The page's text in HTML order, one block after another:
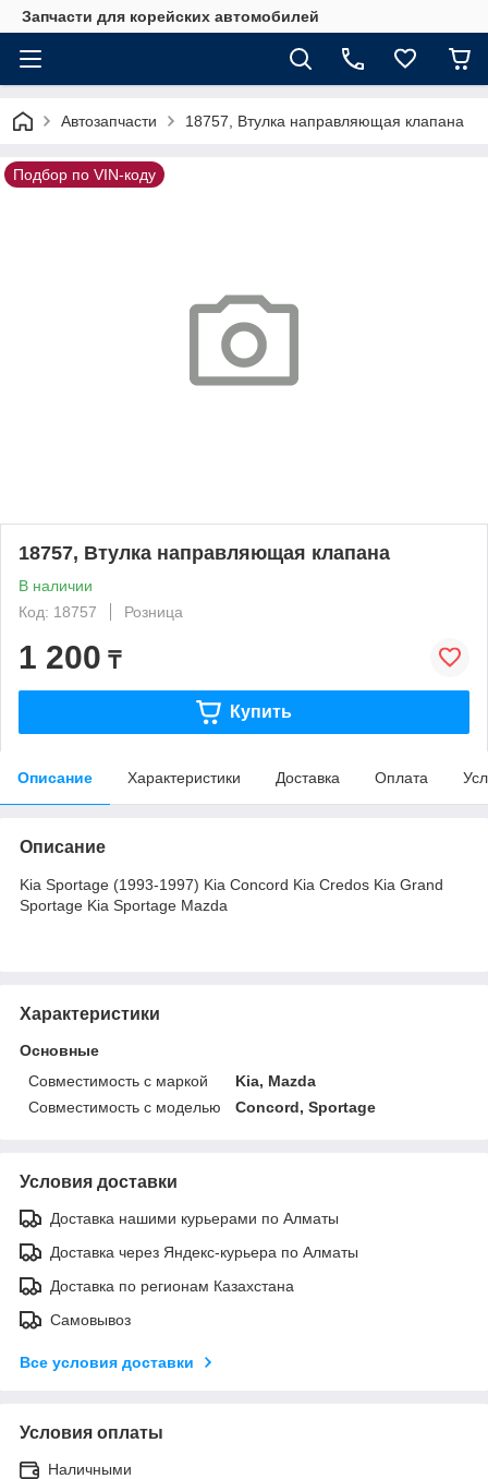
Запчасти для корейских автомобилей
Автозапчасти 18757, Втулка направляющая клапана
Подбор по VIN-коду
18757, Втулка направляющая клапана
В наличии
Код: 18757
Розница
1 200 ₸
Купить
Описание Характеристики Доставка Оплата
Описание
Kia Sportage (1993-1997) Kia Concord Kia Credos Kia Grand
Sportage Kia Sportage Mazda
Характеристики
Основные
Совместимость с маркой
Kia, Mazda
Совместимость с моделью
Concord, Sportage
Условия доставки
Доставка нашими курьерами по Алматы
Доставка через Яндекс-курьера по Алматы
Доставка по регионам Казахстана
Самовывоз
Все условия доставки
Условия оплаты
Наличными